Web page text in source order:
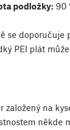
podložky: 90
se doporučuje
PEI plát
založený na
někde